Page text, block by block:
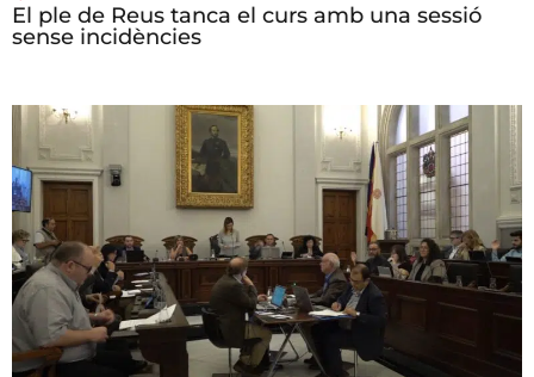
El ple de Reus tanca el curs amb una sessió
sense incidències